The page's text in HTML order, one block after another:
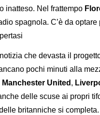
inatteso. Nel frattempo
spagnola. C’è da
che devasta il
pochi minuti alla
Manchester United ,
delle scuse ai propri
britanniche si